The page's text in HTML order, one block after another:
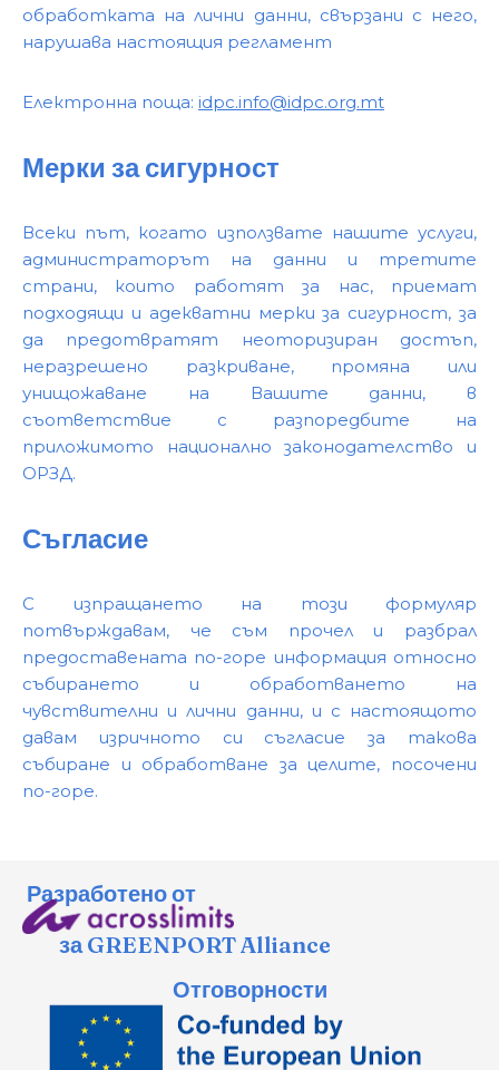
обработката на лични данни, свързани с него,
нарушава настоящия регламент
Електронна поща: idpc.info@idpc.org.mt
Мерки за сигурност
Всеки път, когато използвате нашите услуги,
администраторът на данни и третите
страни, които работят за нас, приемат
подходящи и адекватни мерки за сигурност, за
да предотвратят неоторизиран достъп,
неразрешено разкриване, промяна или
унищожаване на Вашите данни, в
съответствие с разпоредбите на
приложимото национално законодателство и
ОРЗД.
Съгласие
С изпращането на този формуляр
потвърждавам, че съм прочел и разбрал
предоставената по-горе информация относно
събирането и обработването на
чувствителни и лични данни, и с настоящото
давам изричното си съгласие за такова
събиране и обработване за целите, посочени
по-горе.
Разработено от
за GREENPORT Alliance
Отговорности